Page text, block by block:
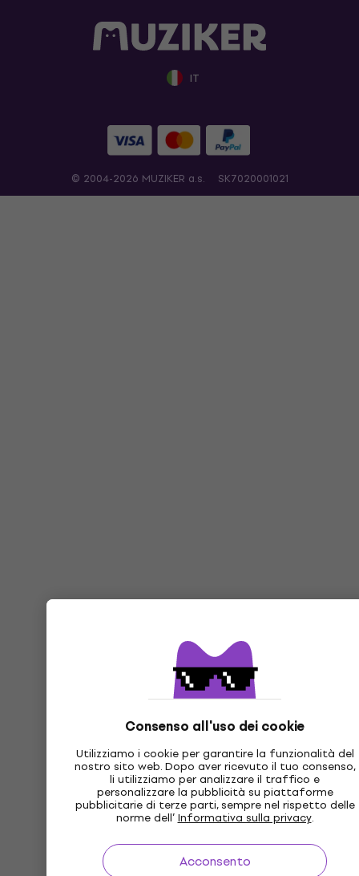
Consenso all'uso dei cookie
Utilizziamo i cookie per garantire la funzionalità del
nostro sito web. Dopo aver ricevuto il tuo consenso,
li utilizziamo per analizzare il traffico e
personalizzare la pubblicità su piattaforme
pubblicitarie di terze parti, sempre nel rispetto delle
norme dell’Informativa sulla privacy.
Acconsento
IT
© 2004-2026 MUZIKER a.s. SK7020001021